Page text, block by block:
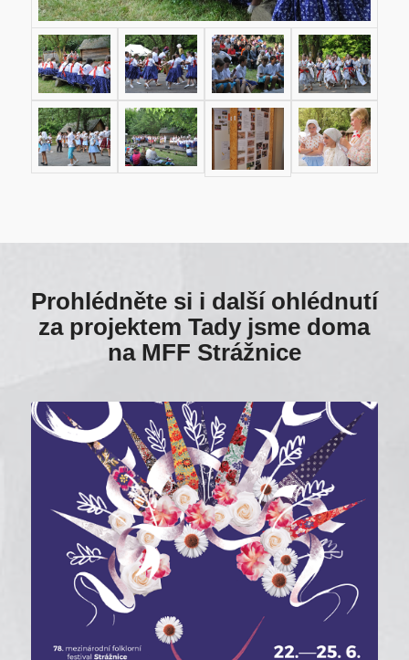
Prohlédněte si i další ohlédnutí
za projektem Tady jsme doma
na MFF Strážnice